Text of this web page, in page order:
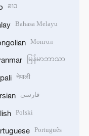
ລາວ
Bahasa Melayu
Монгол
မြန်မာဘာသာ
नेपाली
فارسی
Polski
Português